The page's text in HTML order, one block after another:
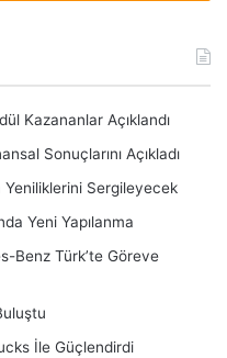
Kazananlar Açıklandı
Sonuçlarını Açıkladı
Yeniliklerini Sergileyecek
Yeni Yapılanma
Benz Türk’te Göreve
İle Güçlendirdi